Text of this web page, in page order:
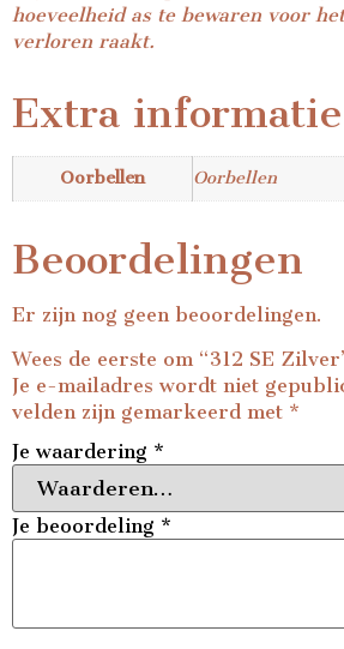
hoeveelheid as te bewaren voor
verloren raakt.
Extra informatie
Oorbellen Oorbellen
Beoordelingen
Er zijn nog geen beoordelingen.
Wees de eerste om “312 SE
Je e-mailadres wordt niet
velden zijn gemarkeerd met *
Je waardering *
Je beoordeling *